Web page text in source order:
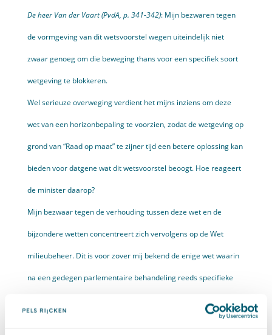
De heer Van der Vaart (PvdA, p. 341-342): Mijn bezwaren tegen
de vormgeving van dit wetsvoorstel wegen uiteindelijk niet
zwaar genoeg om die beweging thans voor een specifiek soort
wetgeving te blokkeren.
Wel serieuze overweging verdient het mijns inziens om deze
wet van een horizonbepaling te voorzien, zodat de wetgeving op
grond van “Raad op maat” te zijner tijd een betere oplossing kan
bieden voor datgene wat dit wetsvoorstel beoogt. Hoe reageert
de minister daarop?
Mijn bezwaar tegen de verhouding tussen deze wet en de
bijzondere wetten concentreert zich vervolgens op de Wet
milieubeheer. Dit is voor zover mij bekend de enige wet waarin
na een gedegen parlemen­taire behandeling reeds specifieke
implementeren. Noch mijn collega’s in de fractie noch, blijkens